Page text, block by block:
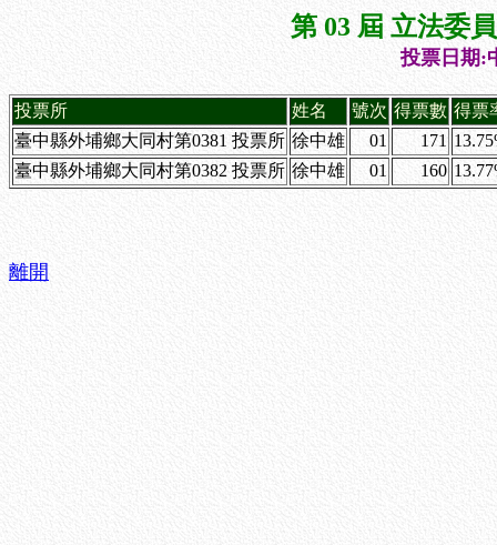
第 03 屆 立法委
投票日期:
投票所 姓名 號次 得票數 得票
臺中縣外埔鄉大同村第0381 投票所 徐中雄 01 171
臺中縣外埔鄉大同村第0382 投票所 徐中雄 01 160
離開